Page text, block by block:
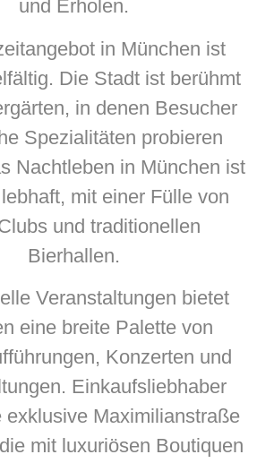
und Erholen.
in München ist
Die Stadt ist berühmt
in denen Besucher
Spezialitäten probieren
Nachtleben in München ist
mit einer Fülle von
und traditionellen
Bierhallen.
Veranstaltungen bietet
eine breite Palette von
Konzerten und
Einkaufsliebhaber
exklusive Maximilianstraße
mit luxuriösen Boutiquen